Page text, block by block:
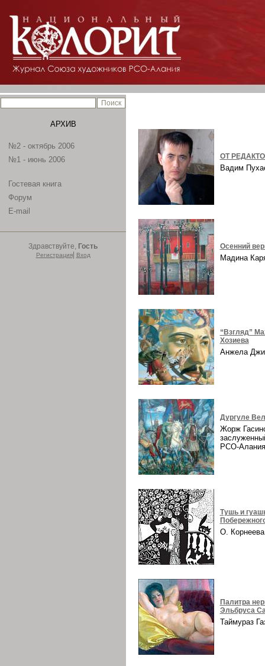
АРХИВ
№2 - октябрь 2006
№1 - июнь 2006
Гостевая книга
Форум
E-mail
Здравствуйте, Гость
Регистрация| Вход
ОТ
Вадим
Осенний
Мадина
“Взгляд”
Хозиева
Анжела
Дургуле
Жорж
РСО-
Тушь и
О.
Палитра
Эльбруса
Таймураз